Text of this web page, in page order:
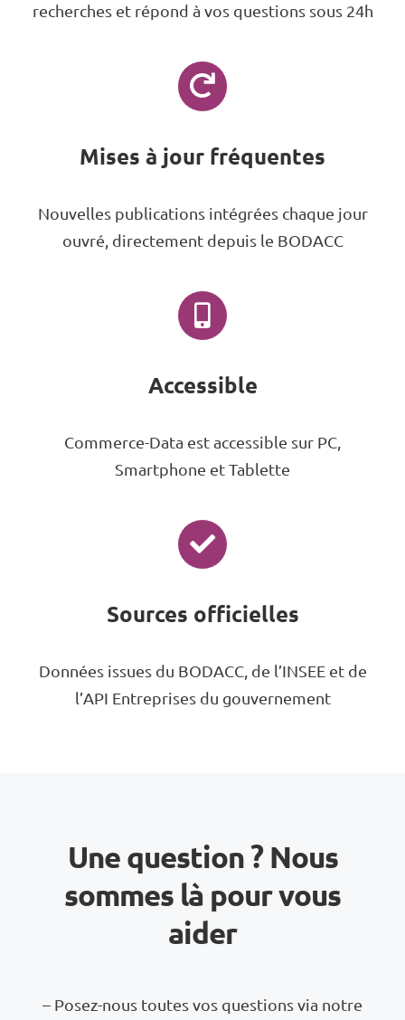
recherches et répond à vos questions sous 24h
Mises à jour fréquentes
Nouvelles publications intégrées chaque jour
ouvré, directement depuis le BODACC
Accessible
Commerce-Data est accessible sur PC,
Smartphone et Tablette
Sources officielles
Données issues du BODACC, de l’INSEE et de
l’API Entreprises du gouvernement
Une question ? Nous
sommes là pour vous
aider
– Posez-nous toutes vos questions via notre